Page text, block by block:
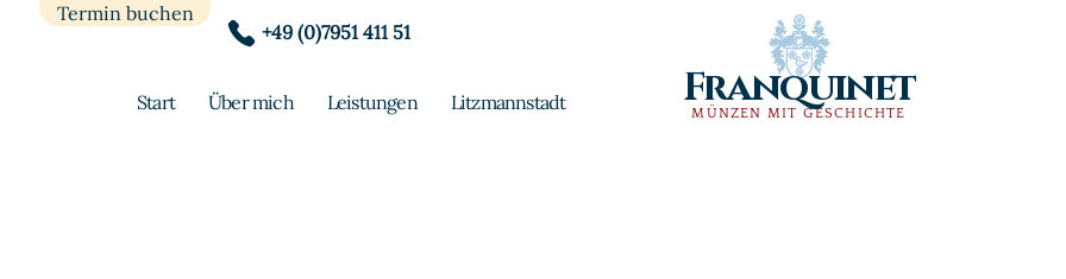
Termin buchen
Start Über mich Leistungen Litzmannstadt
+49 (0)7951 411 51
MÜNZEN MIT GESCHICHTE
Franquinet